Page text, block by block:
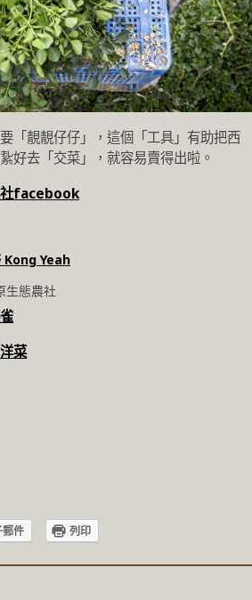
「靚靚仔仔」，這個「工具」有助把西
好去「交菜」，就容易賣得出啦。
facebook
Kong Yeah
態農社
菜
郵件 列印